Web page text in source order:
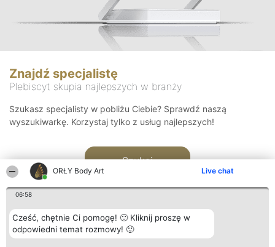
ORŁY Body Art Live chat
06:58
Cześć, chętnie Ci pomogę! 🙂 Kliknij proszę w
odpowiedni temat rozmowy! 🙂
Znajdź specjalistę
Plebiscyt skupia najlepszych w branży
Szukasz specjalisty w pobliżu Ciebie? Sprawdź naszą
wyszukiwarkę. Korzystaj tylko z usług najlepszych!
Szukaj